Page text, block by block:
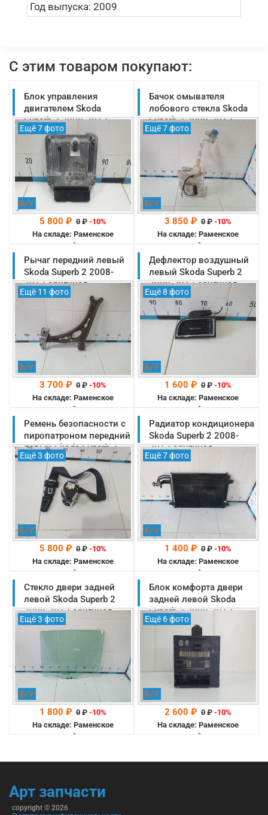
Год выпуска: 2009
С этим товаром покупают:
Блок управления
двигателем Skoda
Superb 2 2008-2013
1.9BXE оригинал
(03G906021QM)
Ещё 7 фото
Б/У
5 800 ₽ 0 ₽ -10%
На складе: Раменское
-->
Бачок омывателя
лобового стекла Skoda
Superb 2 2008-2013
оригинал (1K0955453S)
Ещё 7 фото
Б/У
3 850 ₽ 0 ₽ -10%
На складе: Раменское
-->
Рычаг передний левый
Skoda Superb 2 2008-
2013 оригинал
(1K0407151T)
Ещё 11 фото
Б/У
3 700 ₽ 0 ₽ -10%
На складе: Раменское
-->
Дефлектор воздушный
левый Skoda Superb 2
2008-2013 оригинал
(3T0819701TDZ)
Ещё 8 фото
Б/У
1 600 ₽ 0 ₽ -10%
На складе: Раменское
-->
Ремень безопасности с
пиропатроном передний
левый Skoda Superb 2
2008-2013 оригинал
(3T2857701)
Ещё 3 фото
Б/У
5 800 ₽ 0 ₽ -10%
На складе: Раменское
-->
Радиатор кондиционера
Skoda Superb 2 2008-
2013 оригинал
(1K0820411AH)
Ещё 7 фото
Б/У
1 400 ₽ 0 ₽ -10%
На складе: Раменское
-->
Стекло двери задней
левой Skoda Superb 2
2008-2013 оригинал
(3T5845205)
Ещё 3 фото
Б/У
1 800 ₽ 0 ₽ -10%
На складе: Раменское
-->
Блок комфорта двери
задней левой Skoda
Superb 2 2008-2013
оригинал (7N0959795)
Ещё 6 фото
Б/У
2 600 ₽ 0 ₽ -10%
На складе: Раменское
-->
Арт запчасти
copyright © 2026